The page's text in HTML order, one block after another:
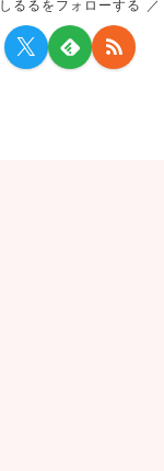
しるるをフォローする